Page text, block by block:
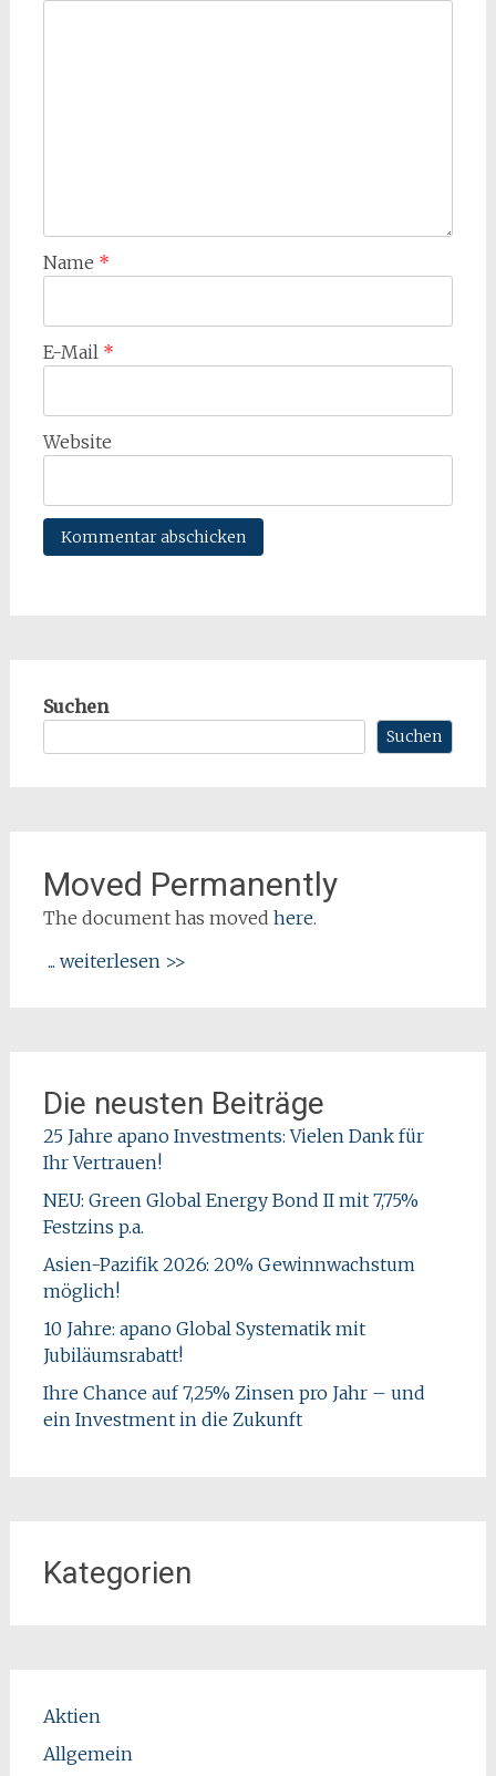
Name *
E-Mail *
Website
Suchen
Suchen
Moved Permanently
The document has moved here.
... weiterlesen >>
Die neusten Beiträge
25 Jahre apano Investments: Vielen Dank für
Ihr Vertrauen!
NEU: Green Global Energy Bond II mit 7,75%
Festzins p.a.
Asien-Pazifik 2026: 20% Gewinnwachstum
möglich!
10 Jahre: apano Global Systematik mit
Jubiläumsrabatt!
Ihre Chance auf 7,25% Zinsen pro Jahr – und
ein Investment in die Zukunft
Kategorien
Aktien
Allgemein